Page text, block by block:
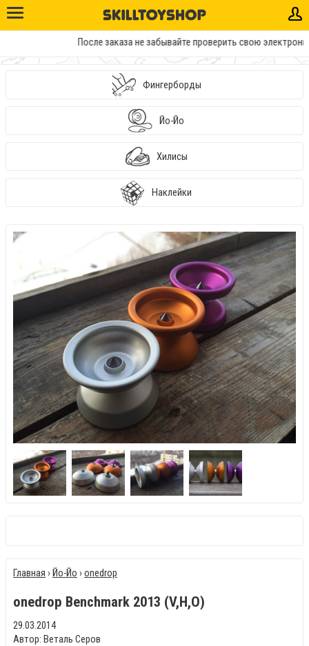
После заказа не забывайте проверить свою
Фингерборды
Йо-Йо
Хилисы
Наклейки
Главная ›Йо-Йо ›onedrop
onedrop Benchmark 2013 (V,H,O)
29.03.2014
Автор: Веталь Серов